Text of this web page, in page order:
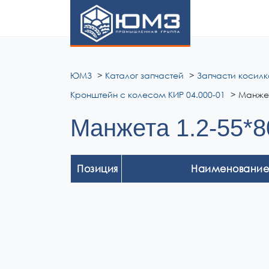
ЮМЗ Каталог запчастей Запчасти
Кронштейн с колесом КИР 04.000-01
Манжета 1.2-
Позиция Наименование